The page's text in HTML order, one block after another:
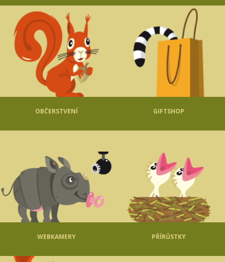
OBČERSTVENÍ GIFTSHOP
WEBKAMERY PŘÍRŮSTKY